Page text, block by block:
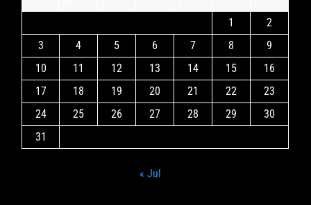
1
2
3
4 5 6 7 8
9
10
11 12 13 14 15
16
17
18 19 20 21 22
23
24
25 26 27 28 29
30
31
« Jul